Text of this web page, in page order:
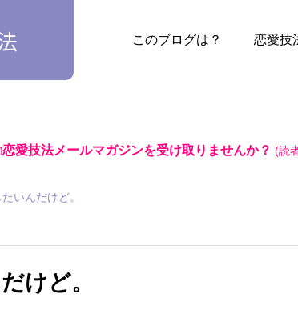
このブログは？ 恋愛技
恋愛技法メールマガジンを受け取りませんか？ (読
いんだけど。
けど。